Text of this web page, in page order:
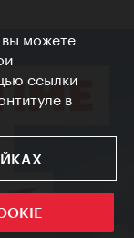
вы можете
ссылки
в